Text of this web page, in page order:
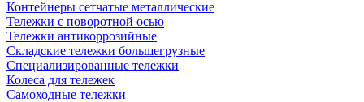
Контейнеры сетчатые металлические
Тележки с поворотной осью
Тележки антикоррозийные
Складские тележки большегрузные
Специализированные тележки
Колеса для тележек
Самоходные тележки